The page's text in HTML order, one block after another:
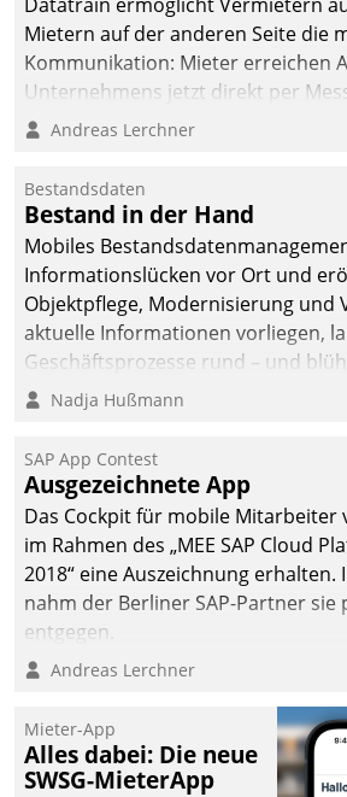
Mietern auf der anderen Seite die
Kommunikation: Mieter erreichen
Unternehmens jetzt direkt per
Mitarbeiter oder Dienstleister
Andreas Lerchner
Bestandsdaten
Bestand in der Hand
Mobiles
Informationslücken vor Ort und
Objektpflege, Modernisierung und
aktuelle Informationen vorliegen,
Geschäftsprozesse rund – und
Nadja Hußmann
SAP App Contest
Ausgezeichnete App
Das Cockpit für mobile Mitarbeiter
im Rahmen des „MEE SAP Cloud
2018“ eine Auszeichnung erhalten.
nahm der Berliner SAP-Partner sie
entgegen.
Andreas Lerchner
Mieter-App
Alles dabei: Die neue
SWSG-MieterApp